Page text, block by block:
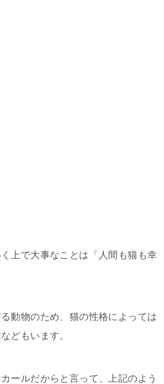
上で大事なことは「人間も猫も幸
動物のため、猫の性格によっては
どもいます。
ールだからと言って、上記のよう